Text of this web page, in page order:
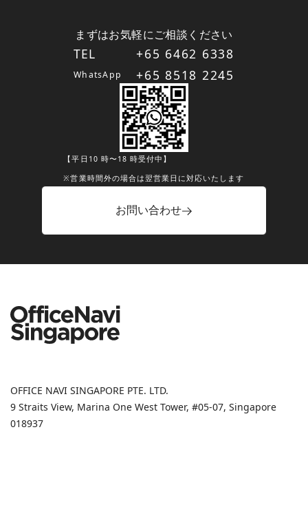
まずはお気軽にご相談ください
TEL
WhatsApp
+65 6462 6338
+65 8518 2245
【平日10 時〜18 時受付中】
※営業時間外の場合は翌営業日に対応いたします
お問い合わせ
OFFICE NAVI SINGAPORE PTE. LTD.
9 Straits View, Marina One West Tower, #05-07, Singapore
018937